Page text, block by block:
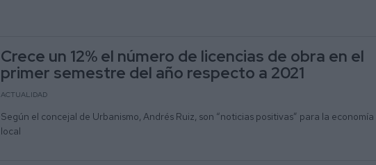
Crece un 12% el número de licencias de obra en el
primer semestre del año respecto a 2021
ACTUALIDAD
Según el concejal de Urbanismo, Andrés Ruiz, son “noticias positivas” para la economía
local